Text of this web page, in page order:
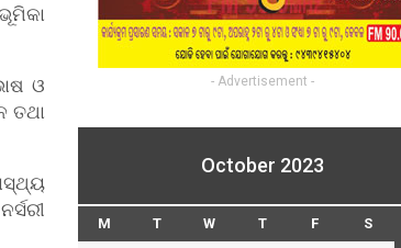
ଓ
ତଥା
- Advertisement -
October 2023
M T W T F S